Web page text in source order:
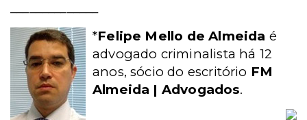
*Felipe Mello de Almeida é
advogado criminalista há 12
anos, sócio do escritório FM
Almeida | Advogados.